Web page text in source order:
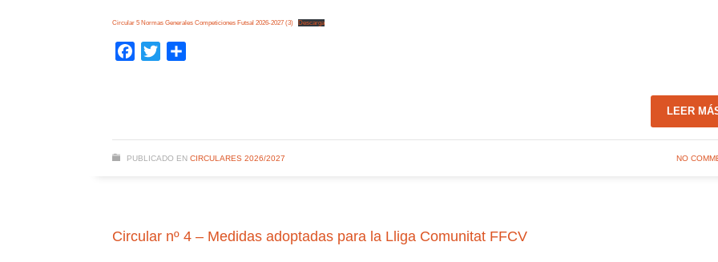
Circular 5 Normas Generales Competiciones Futsal 2026-2027 (3) Descarga
Facebook
Twitter
LEER
PUBLICADO EN CIRCULARES 2026/2027 NO
Circular nº 4 – Medidas adoptadas para la Lliga Comunitat FFCV